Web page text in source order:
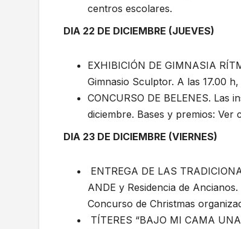
centros escolares.
DIA 22 DE DICIEMBRE (JUEVES)
EXHIBICIÓN DE GIMNASIA
Gimnasio Sculptor. A las 17.00
CONCURSO DE BELENES. Las
diciembre. Bases y premios: Ver
DIA 23 DE DICIEMBRE (VIERNES)
ENTREGA DE LAS
ANDE y Residencia de
Concurso de Christmas
TÍTERES “BAJO MI CAMA